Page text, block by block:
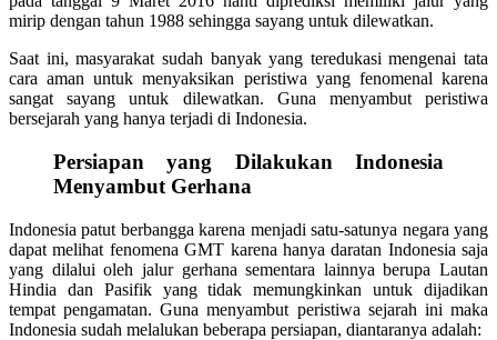
mirip dengan tahun 1988 sehingga sayang untuk dilewatkan.
Saat ini, masyarakat sudah banyak yang teredukasi mengenai tata
cara aman untuk menyaksikan peristiwa yang fenomenal karena
sangat sayang untuk dilewatkan. Guna menyambut peristiwa
bersejarah yang hanya terjadi di Indonesia.
Persiapan yang Dilakukan Indonesia
Menyambut Gerhana
Indonesia patut berbangga karena menjadi satu-satunya negara yang
dapat melihat fenomena GMT karena hanya daratan Indonesia saja
yang dilalui oleh jalur gerhana sementara lainnya berupa Lautan
Hindia dan Pasifik yang tidak memungkinkan untuk dijadikan
tempat pengamatan. Guna menyambut peristiwa sejarah ini maka
Indonesia sudah melalukan beberapa persiapan, diantaranya adalah: